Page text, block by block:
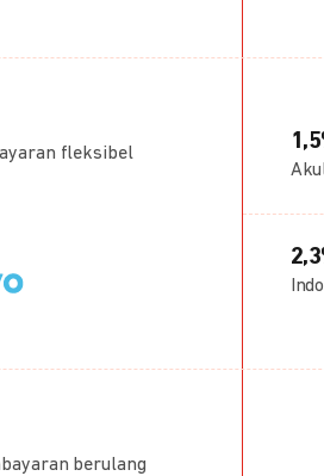
fleksibel
berulang